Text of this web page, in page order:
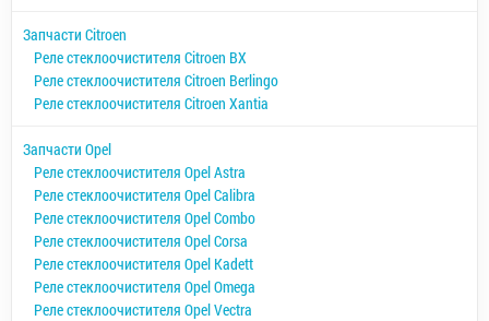
Запчасти Citroen
Реле стеклоочистителя Citroen BX
Реле стеклоочистителя Citroen Berlingo
Реле стеклоочистителя Citroen Xantia
Запчасти Opel
Реле стеклоочистителя Opel Astra
Реле стеклоочистителя Opel Calibra
Реле стеклоочистителя Opel Combo
Реле стеклоочистителя Opel Corsa
Реле стеклоочистителя Opel Kadett
Реле стеклоочистителя Opel Omega
Реле стеклоочистителя Opel Vectra